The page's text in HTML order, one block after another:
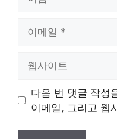
트
다음 번 댓글 작성
이메일, 그리고 웹